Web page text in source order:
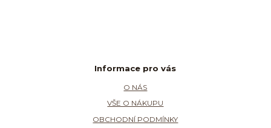
Informace pro vás
O NÁS
VŠE O NÁKUPU
OBCHODNÍ PODMÍNKY